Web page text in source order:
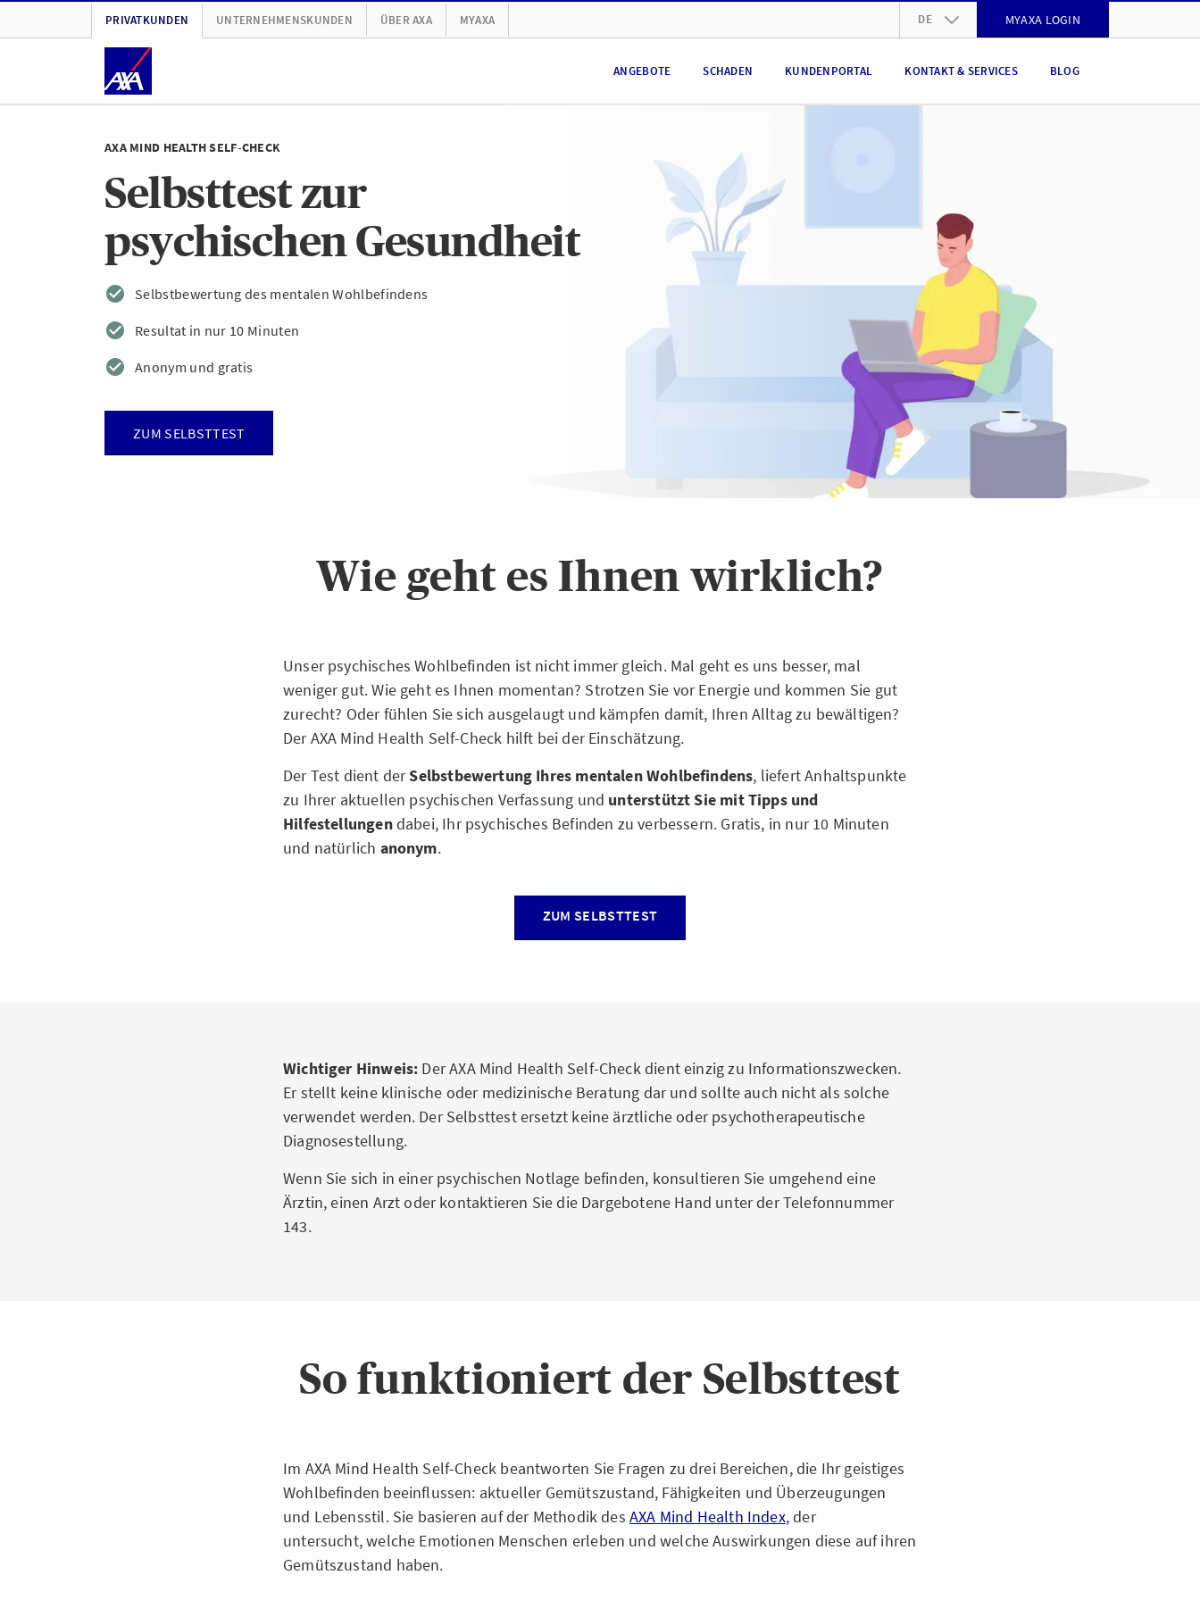
PRIVATKUNDEN UNTERNEHMENSKUNDEN ÜBER AXA MYAXA DE MYAXA LOGIN
ANGEBOTE SCHADEN KUNDENPORTAL KONTAKT & SERVICES BLOG
AXA MIND HEALTH SELF-CHECK
Selbsttest zur
psychischen Gesundheit
Selbstbewertung des mentalen Wohlbefindens
Resultat in nur 10 Minuten
Anonym und gratis
ZUM SELBSTTEST
Wie geht es Ihnen wirklich?
Unser psychisches Wohlbefinden ist nicht immer gleich. Mal geht es uns besser, mal
weniger gut. Wie geht es Ihnen momentan? Strotzen Sie vor Energie und kommen Sie gut
zurecht? Oder fühlen Sie sich ausgelaugt und kämpfen damit, Ihren Alltag zu bewältigen?
Der AXA Mind Health Self-Check hilft bei der Einschätzung.
Der Test dient derSelbstbewertung Ihres mentalen Wohlbefindens, liefert Anhaltspunkte
zu Ihrer aktuellen psychischen Verfassung und unterstützt Sie mit Tipps und
Hilfestellungendabei, Ihr psychisches Befinden zu verbessern. Gratis, in nur 10 Minuten
und natürlich anonym.
ZUM SELBSTTEST
Wichtiger Hinweis: Der AXA Mind Health Self-Check dient einzig zu Informationszwecken.
Er stellt keine klinische oder medizinische Beratung dar und sollte auch nicht als solche
verwendet werden. Der Selbsttest ersetzt keine ärztliche oder psychotherapeutische
Diagnosestellung.
Wenn Sie sich in einer psychischen Notlage befinden, konsultieren Sie umgehend eine
Ärztin, einen Arzt oder kontaktieren Sie die Dargebotene Hand unter der Telefonnummer
143.
So funktioniert der Selbsttest
Im AXA Mind Health Self-Check beantworten Sie Fragen zu drei Bereichen, die Ihr geistiges
Wohlbefinden beeinflussen: aktueller Gemütszustand, Fähigkeiten und Überzeugungen
und Lebensstil. Sie basieren auf der Methodik des AXA Mind Health Index, der
untersucht, welche Emotionen Menschen erleben und welche Auswirkungen diese auf ihren
Gemütszustand haben.